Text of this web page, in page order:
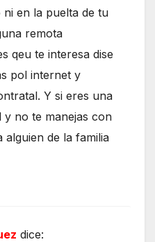
en la puelta de tu
remota
qeu te interesa dise
pol internet y
Y si eres una
y no te manejas con
alguien de la familia
dice: